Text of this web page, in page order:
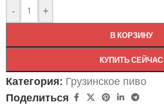
-
+
В КОРЗИНУ
КУПИТЬ СЕЙЧАС
Категория: Грузинское пиво
Поделиться